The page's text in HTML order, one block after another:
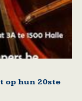
op hun 20ste